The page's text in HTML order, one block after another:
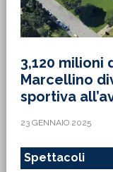
3,120 milioni
Marcellino
sportiva
23 GENNAIO 2025
Spettacoli